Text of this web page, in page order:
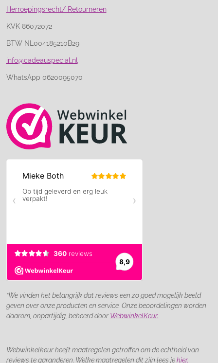
Herroepingsrecht/ Retourneren
KVK 86072072
BTW NL004185210B29
info@cadeauspecial.nl
WhatsApp 0620095070
“We vinden het belangrijk dat reviews een zo goed mogelijk beeld
geven over onze producten en service. Onze beoordelingen worden
daarom, onpartijdig, beheerd door WebwinkelKeur.
Webwinkelkeur heeft maatregelen getroffen om de echtheid van
reviews te garanderen. Welke maatregelen dit zijn lees je hier.